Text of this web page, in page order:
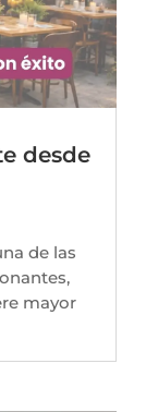
desde
de las
mayor